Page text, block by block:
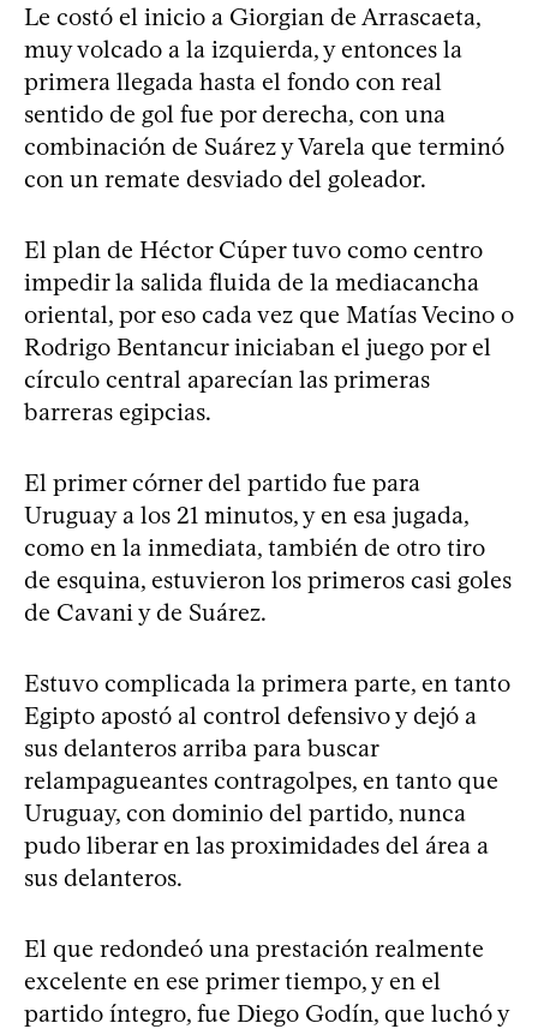
Le costó el inicio a Giorgian de Arrascaeta,
muy volcado a la izquierda, y entonces la
primera llegada hasta el fondo con real
sentido de gol fue por derecha, con una
combinación de Suárez y Varela que terminó
con un remate desviado del goleador.
El plan de Héctor Cúper tuvo como centro
impedir la salida fluida de la mediacancha
oriental, por eso cada vez que Matías Vecino o
Rodrigo Bentancur iniciaban el juego por el
círculo central aparecían las primeras
barreras egipcias.
El primer córner del partido fue para
Uruguay a los 21 minutos, y en esa jugada,
como en la inmediata, también de otro tiro
de esquina, estuvieron los primeros casi goles
de Cavani y de Suárez.
Estuvo complicada la primera parte, en tanto
Egipto apostó al control defensivo y dejó a
sus delanteros arriba para buscar
relampagueantes contragolpes, en tanto que
Uruguay, con dominio del partido, nunca
pudo liberar en las proximidades del área a
sus delanteros.
El que redondeó una prestación realmente
excelente en ese primer tiempo, y en el
partido íntegro, fue Diego Godín, que luchó y